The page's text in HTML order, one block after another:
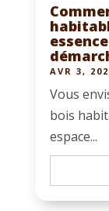
AVR 3,
Vous
bois
espace...